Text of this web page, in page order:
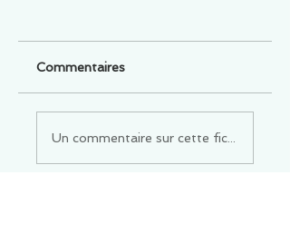
Commentaires
Un commentaire sur cette fiche ou cet